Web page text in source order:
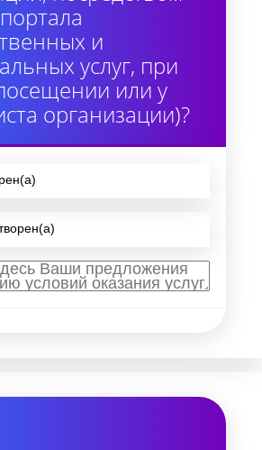
и
услуг, при
или у
организации)?